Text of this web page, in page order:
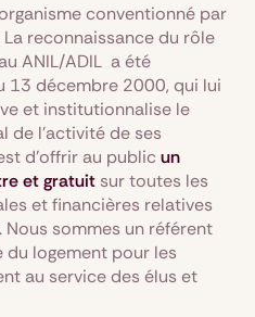
conventionné par
reconnaissance du rôle
ANIL/ADIL a été
13 décembre 2000, qui lui
et institutionnalise le
de l’activité de ses
d’offrir au public un
et gratuit sur toutes les
et financières relatives
Nous sommes un référent
logement pour les
au service des élus et